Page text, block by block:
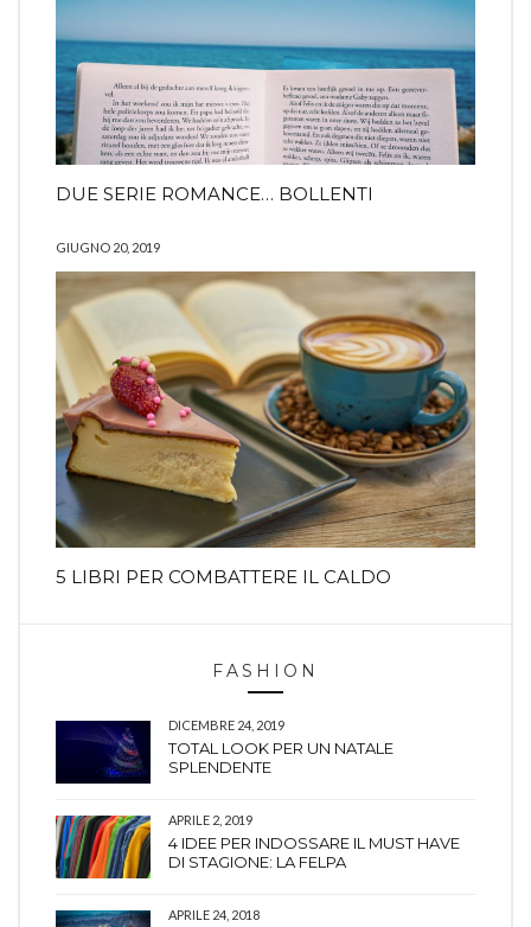
DUE SERIE ROMANCE… BOLLENTI
GIUGNO 20, 2019
5 LIBRI PER COMBATTERE IL CALDO
FASHION
DICEMBRE 24, 2019
TOTAL LOOK PER UN NATALE
SPLENDENTE
APRILE 2, 2019
4 IDEE PER INDOSSARE IL MUST HAVE
DI STAGIONE: LA FELPA
APRILE 24, 2018